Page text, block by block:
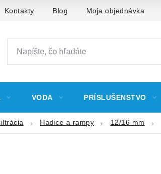
Kontakty Blog Moja objednávka
VODA PRÍSLUŠENSTVO
Hadice a rampy 12/16 mm